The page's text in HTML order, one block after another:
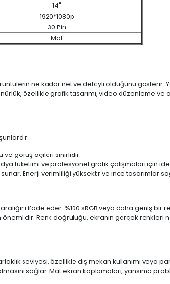
14"
1920*1080p
30 Pin
Mat
ne kadar net ve detaylı olduğunu gösterir.
özellikle grafik tasarımı, video düzenleme
görüş açıları sınırlıdır.
tüketimi ve profesyonel grafik çalışmaları için
Enerji verimliliği yüksektir ve ince tasarımlar
ifade eder. %100 sRGB veya daha geniş bir
Renk doğruluğu, ekranın gerçek renkleri
seviyesi, özellikle dış mekan kullanımı veya
sağlar. Mat ekran kaplamaları, yansıma